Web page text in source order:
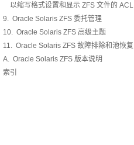
以缩写格式设置和显示 ZFS 文件的 ACL
9. Oracle Solaris ZFS 委托管理
10. Oracle Solaris ZFS 高级主题
11. Oracle Solaris ZFS 故障排除和池恢复
A. Oracle Solaris ZFS 版本说明
索引